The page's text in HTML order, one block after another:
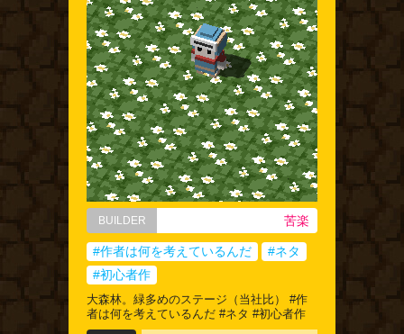
BUILDER 苦楽
#作者は何を考えているんだ
#ネタ
#初心者作
大森林。緑多めのステージ（当社比） #作
者は何を考えているんだ #ネタ #初心者作